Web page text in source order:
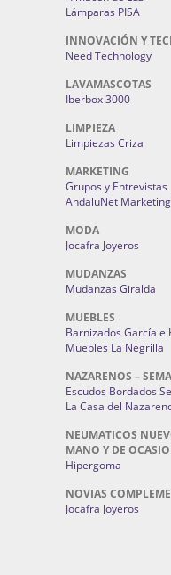
Lámparas PISA
INNOVACIÓN Y
Need Technology
LAVAMASCOTAS
Iberbox 3000
LIMPIEZA
Limpiezas Criza
MARKETING
Grupos y Entrevistas
AndaluNet
MODA
Jocafra Joyeros
MUDANZAS
Mudanzas Giralda
MUEBLES
Barnizados García e
Muebles La Negrilla
NAZARENOS –
Escudos Bordados
La Casa del
NEUMATICOS
MANO Y DE
Hipergoma
NOVIAS
Jocafra Joyeros